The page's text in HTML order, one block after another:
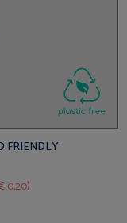
FRIENDLY
0,20)